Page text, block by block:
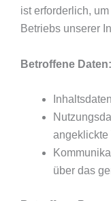
ist erforderlich,
Betriebs unserer
Betroffene Daten:
angeklickte
über das